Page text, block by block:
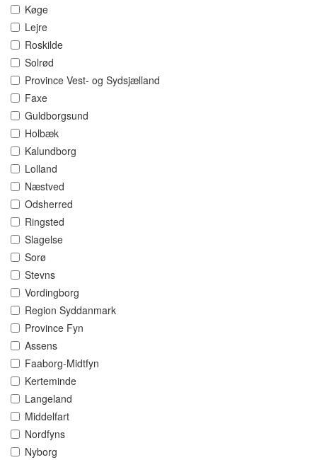
Køge
Lejre
Roskilde
Solrød
Province Vest- og Sydsjælland
Faxe
Guldborgsund
Holbæk
Kalundborg
Lolland
Næstved
Odsherred
Ringsted
Slagelse
Sorø
Stevns
Vordingborg
Region Syddanmark
Province Fyn
Assens
Faaborg-Midtfyn
Kerteminde
Langeland
Middelfart
Nordfyns
Nyborg